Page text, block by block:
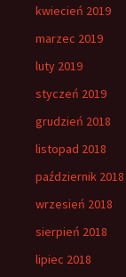
kwiecień 2019
marzec 2019
luty 2019
styczeń 2019
grudzień 2018
listopad 2018
październik 2018
wrzesień 2018
sierpień 2018
lipiec 2018